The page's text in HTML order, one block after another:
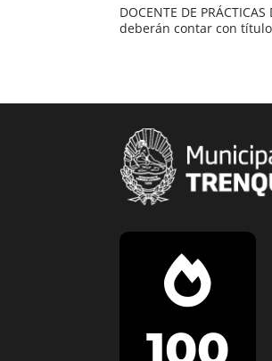
DOCENTE DE
deberán contar con

100